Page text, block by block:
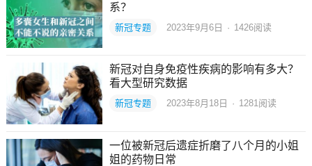
系？
新冠专题 2023年9月6日 · 1426阅读
新冠对自身免疫性疾病的影响有多大？
看大型研究数据
新冠专题 2023年8月18日 · 1281阅读
一位被新冠后遗症折磨了八个月的小姐
姐的药物日常